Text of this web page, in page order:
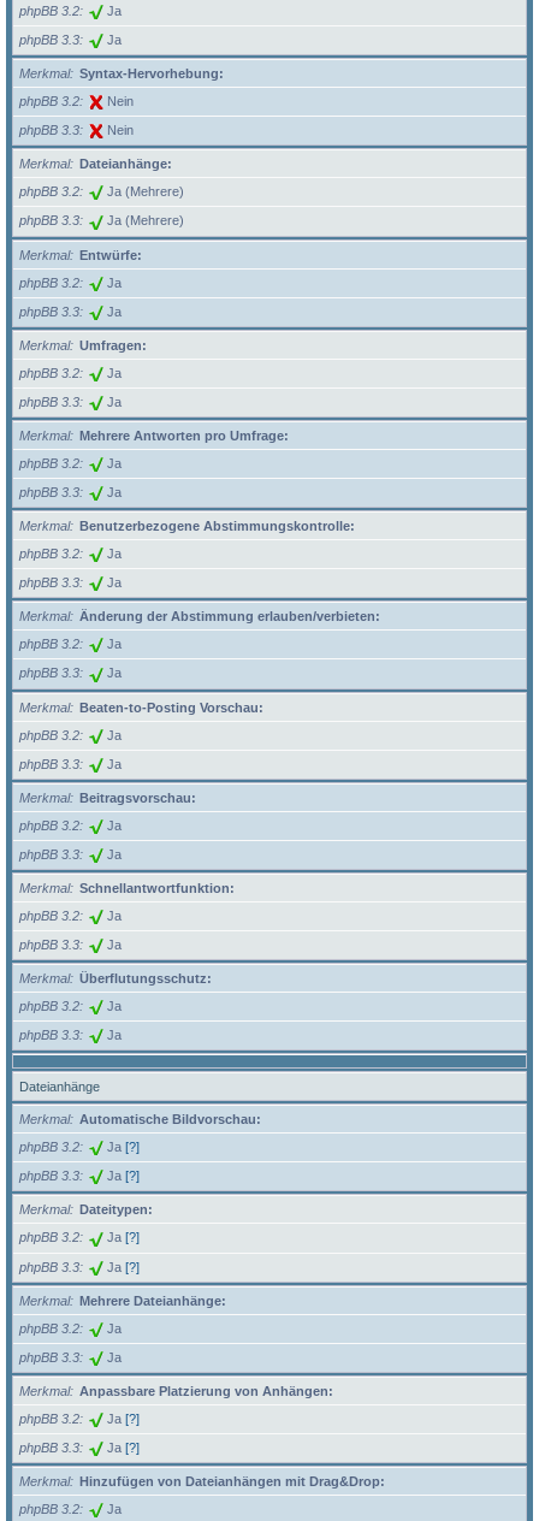
phpBB 3.2
Ja
phpBB 3.3 Ja
Merkmal
Syntax-Hervorhebung:
phpBB 3.2
Nein
phpBB 3.3 Nein
Merkmal
Dateianhänge:
phpBB 3.2
Ja (Mehrere)
phpBB 3.3 Ja (Mehrere)
Merkmal
Entwürfe:
phpBB 3.2
Ja
phpBB 3.3 Ja
Merkmal
Umfragen:
phpBB 3.2
Ja
phpBB 3.3 Ja
Merkmal
Mehrere Antworten pro Umfrage:
phpBB 3.2
Ja
phpBB 3.3 Ja
Merkmal
Benutzerbezogene Abstimmungskontrolle:
phpBB 3.2
Ja
phpBB 3.3 Ja
Merkmal
Änderung der Abstimmung erlauben/verbieten:
phpBB 3.2
Ja
phpBB 3.3 Ja
Merkmal
Beaten-to-Posting Vorschau:
phpBB 3.2
Ja
phpBB 3.3 Ja
Merkmal
Beitragsvorschau:
phpBB 3.2
Ja
phpBB 3.3 Ja
Merkmal
Schnellantwortfunktion:
phpBB 3.2
Ja
phpBB 3.3 Ja
Merkmal
Überflutungsschutz:
phpBB 3.2
Ja
phpBB 3.3 Ja
Dateianhänge
Merkmal
Automatische Bildvorschau:
phpBB 3.2
Ja [?]
phpBB 3.3 Ja [?]
Merkmal
Dateitypen:
phpBB 3.2
Ja [?]
phpBB 3.3 Ja [?]
Merkmal
Mehrere Dateianhänge:
phpBB 3.2
Ja
phpBB 3.3 Ja
Merkmal
Anpassbare Platzierung von Anhängen:
phpBB 3.2
Ja [?]
phpBB 3.3 Ja [?]
Merkmal
Hinzufügen von Dateianhängen mit Drag&Drop:
phpBB 3.2
Ja